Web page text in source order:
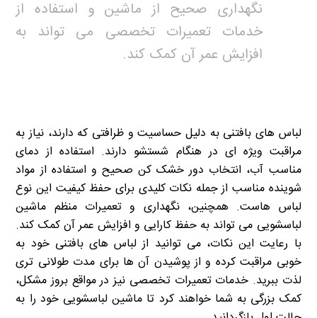
نگهداری صحیح از ماشین و استفاده از
خدمات تعمیرات تخصصی می تواند به
افزایش عمر آن کمک کند.
لباس های بافتنی به دلیل حساسیت و ظرافتی که دارند، نیاز به
مراقبت ویژه ای در هنگام شستشو دارند. استفاده از دمای
مناسب آب، انتخاب دور خشک کن صحیح و استفاده از مواد
شوینده مناسب از جمله نکات کلیدی برای حفظ کیفیت این نوع
لباس هاست. همچنین، نگهداری و تعمیرات منظم ماشین
لباسشویی می تواند به حفظ کارایی و افزایش عمر آن کمک کند.
با رعایت این نکات، می توانید از لباس های بافتنی خود به
خوبی مراقبت کرده و از پوشیدن آن ها برای مدت طولانی تری
لذت ببرید. خدمات تعمیرات تخصصی نیز در مواقع بروز مشکل،
کمک بزرگی به شما خواهند کرد تا ماشین لباسشویی خود را به